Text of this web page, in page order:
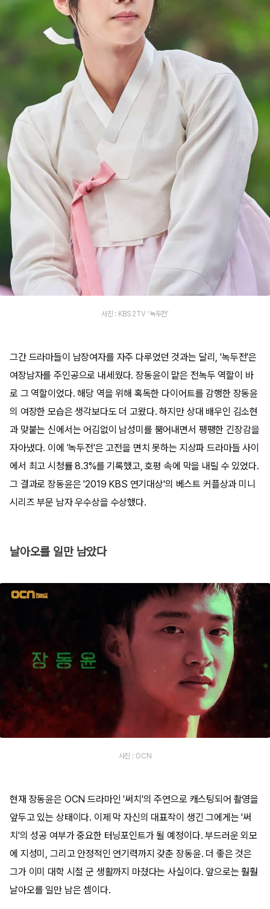
사진 : KBS 2TV '녹두전'
그간 드라마들이 남장여자를 자주 다루었던 것과는 달리, '녹두전'은
여장남자를 주인공으로 내세웠다. 장동윤이 맡은 전녹두 역할이 바
로 그 역할이었다. 해당 역을 위해 혹독한 다이어트를 감행한 장동윤
의 여장한 모습은 생각보다도 더 고왔다. 하지만 상대 배우인 김소현
과 맞붙는 신에서는 어김없이 남성미를 뿜어내면서 팽팽한 긴장감을
자아냈다. 이에 '녹두전'은 고전을 면치 못하는 지상파 드라마들 사이
에서 최고 시청률 8.3%를 기록했고, 호평 속에 막을 내릴 수 있었다.
그 결과로 장동윤은 '2019 KBS 연기대상'의 베스트 커플상과 미니
시리즈 부문 남자 우수상을 수상했다.
날아오를 일만 남았다
사진 : OCN
현재 장동윤은 OCN 드라마인 '써치'의 주연으로 캐스팅되어 촬영을
앞두고 있는 상태이다. 이제 막 자신의 대표작이 생긴 그에게는 '써
치'의 성공 여부가 중요한 터닝포인트가 될 예정이다. 부드러운 외모
에 지성미, 그리고 안정적인 연기력까지 갖춘 장동윤. 더 좋은 것은
그가 이미 대학 시절 군 생활까지 마쳤다는 사실이다. 앞으로는 훨훨
날아오를 일만 남은 셈이다.